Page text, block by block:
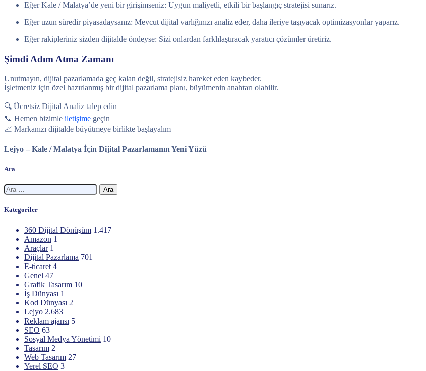
Eğer Kale / Malatya’de yeni bir girişimseniz: Uygun maliyetli, etkili bir başlangıç stratejisi sunarız.
Eğer uzun süredir piyasadaysanız: Mevcut dijital varlığınızı analiz eder, daha ileriye taşıyacak optimizasyonlar yaparız.
Eğer rakipleriniz sizden dijitalde öndeyse: Sizi onlardan farklılaştıracak yaratıcı çözümler üretiriz.
Şimdi Adım Atma Zamanı
Unutmayın, dijital pazarlamada geç kalan değil, stratejisiz hareket eden kaybeder.
İşletmeniz için özel hazırlanmış bir dijital pazarlama planı, büyümenin anahtarı olabilir.
🔍 Ücretsiz Dijital Analiz talep edin
📞 Hemen bizimle iletişime geçin
📈 Markanızı dijitalde büyütmeye birlikte başlayalım
Lejyo – Kale / Malatya İçin Dijital Pazarlamanın Yeni Yüzü
Ara
Arama:
Kategoriler
360 Dijital Dönüşüm 1.417
Amazon 1
Araçlar 1
Dijital Pazarlama 701
E-ticaret 4
Genel 47
Grafik Tasarım 10
İş Dünyası 1
Kod Dünyası 2
Lejyo 2.683
Reklam ajansı 5
SEO 63
Sosyal Medya Yönetimi 10
Tasarım 2
Web Tasarım 27
Yerel SEO 3